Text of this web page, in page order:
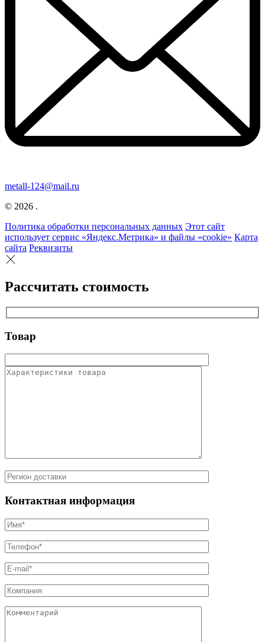
metall-124@mail.ru
© 2026 .
Политика обработки персональных данных Этот сайт
использует сервис «Яндекс.Метрика» и файлы «cookie» Карта
сайта Реквизиты
Рассчитать стоимость
Товар
Контактная информация